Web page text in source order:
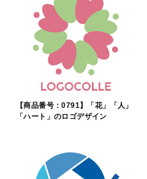
【商品番号：0791】「花」「人」
「ハート」のロゴデザイン